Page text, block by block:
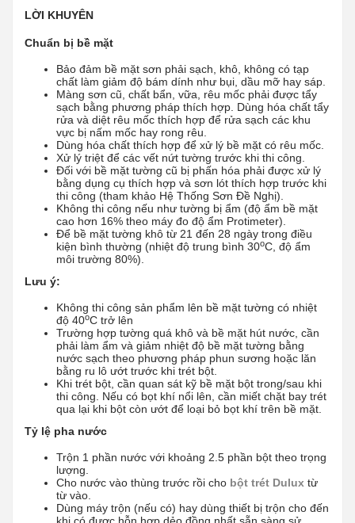
LỜI KHUYÊN
Chuẩn bị bề mặt
Bảo đảm bề mặt sơn phải sạch, khô, không có tạp
chất làm giảm độ bám dính như bụi, dầu mỡ hay sáp.
Màng sơn cũ, chất bẩn, vữa, rêu mốc phải được tẩy
sạch bằng phương pháp thích hợp. Dùng hóa chất tẩy
rửa và diệt rêu mốc thích hợp để rửa sạch các khu
vực bị nấm mốc hay rong rêu.
Dùng hóa chất thích hợp để xử lý bề mặt có rêu mốc.
Xử lý triệt để các vết nứt tường trước khi thi công.
Đối với bề mặt tường cũ bị phấn hóa phải được xử lý
bằng dụng cụ thích hợp và sơn lót thích hợp trước khi
thi công (tham khảo Hệ Thống Sơn Đề Nghị).
Không thi công nếu như tường bị ẩm (độ ẩm bề mặt
cao hơn 16% theo máy đo độ ẩm Protimeter).
Để bề mặt tường khô từ 21 đến 28 ngày trong điều
kiện bình thường (nhiệt độ trung bình 30oC, độ ẩm
môi trường 80%).
Lưu ý:
Không thi công sản phẩm lên bề mặt tường có nhiệt
độ 40oC trở lên
Trường hợp tường quá khô và bề mặt hút nước, cần
phải làm ẩm và giảm nhiệt độ bề mặt tường bằng
nước sạch theo phương pháp phun sương hoặc lăn
bằng ru lô ướt trước khi trét bột.
Khi trét bột, cần quan sát kỹ bề mặt bột trong/sau khi
thi công. Nếu có bọt khí nổi lên, cần miết chặt bay trét
qua lại khi bột còn ướt để loại bỏ bọt khí trên bề mặt.
Tỷ lệ pha nước
Trộn 1 phần nước với khoảng 2.5 phần bột theo trọng
lượng.
Cho nước vào thùng trước rồi cho bột trét Dulux từ
từ vào.
Dùng máy trộn (nếu có) hay dùng thiết bị trộn cho đến